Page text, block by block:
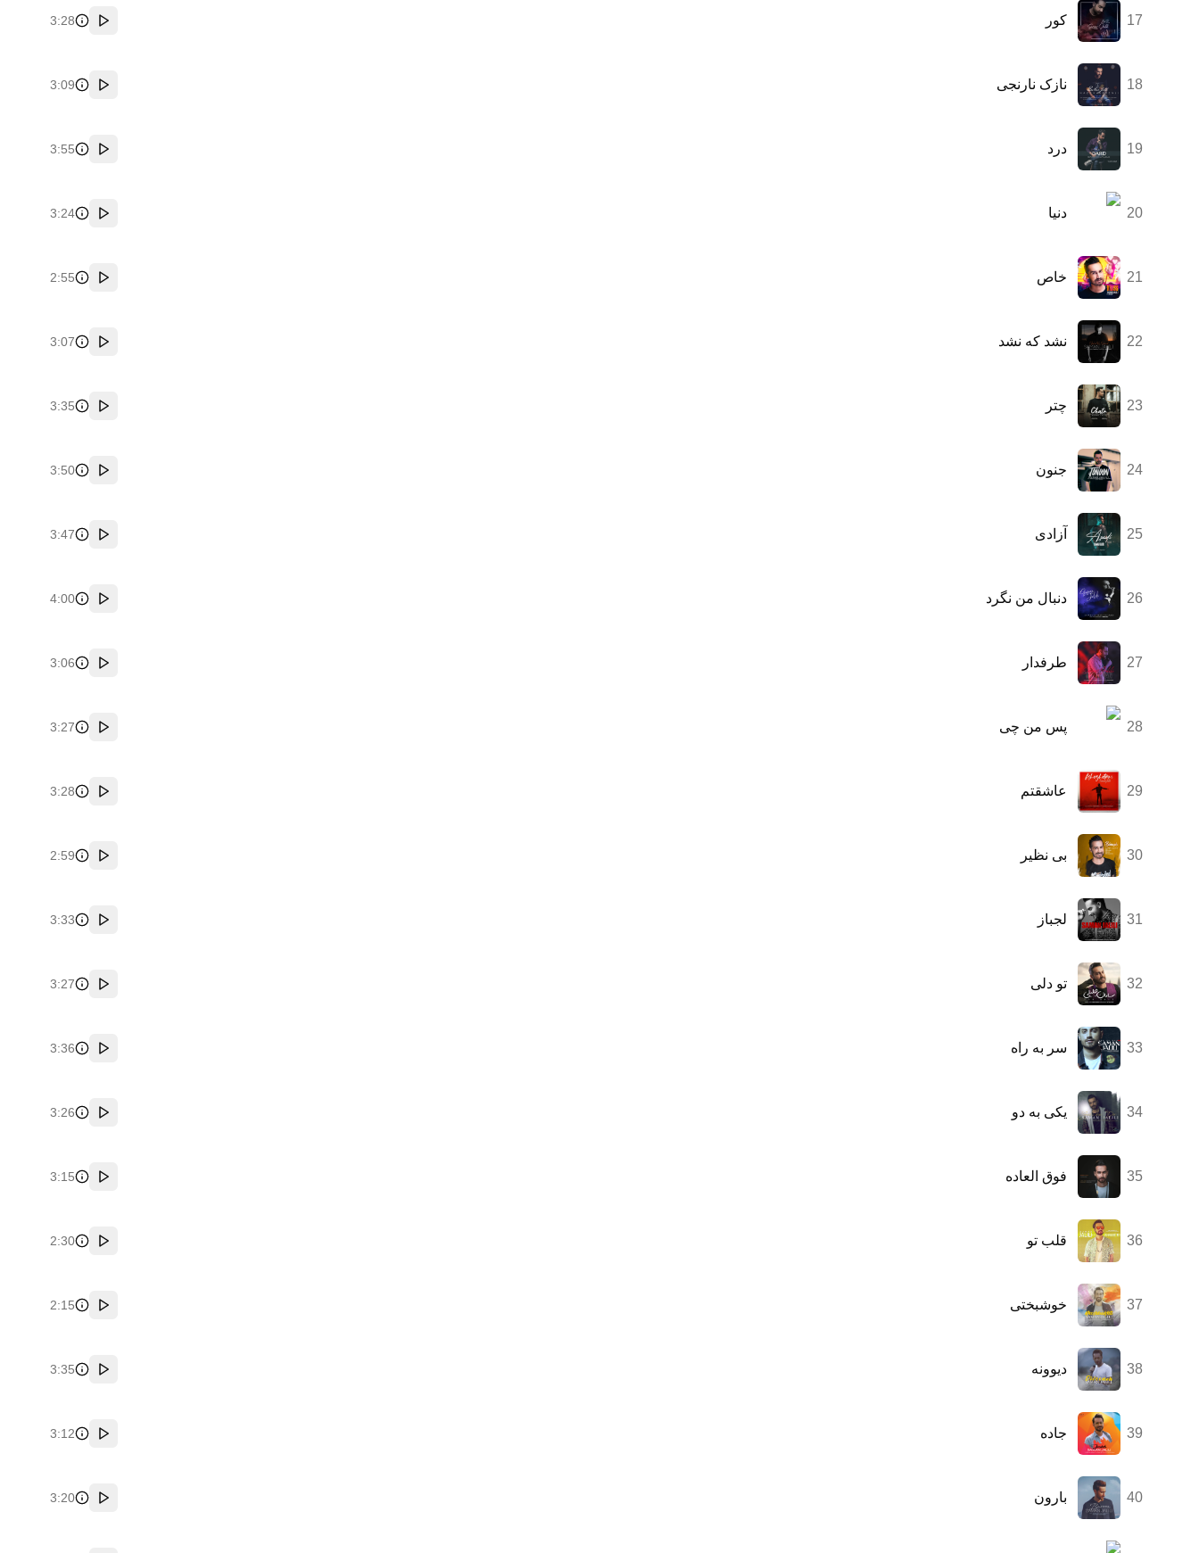
17 کور
پخش
3:28
18 نازک نارنجی
پخش
3:09
19 درد
پخش
3:55
20 دنیا
پخش
3:24
21 خاص
پخش
2:55
22 نشد که نشد
پخش
3:07
23 چتر
پخش
3:35
24 جنون
پخش
3:50
25 آزادی
پخش
3:47
26 دنبال من نگرد
پخش
4:00
27 طرفدار
پخش
3:06
28 پس من چی
پخش
3:27
29 عاشقتم
پخش
3:28
30 بی نظیر
پخش
2:59
31 لجباز
پخش
3:33
32 تو دلی
پخش
3:27
33 سر به راه
پخش
3:36
34 یکی به دو
پخش
3:26
35 فوق العاده
پخش
3:15
36 قلب تو
پخش
2:30
37 خوشبختی
پخش
2:15
38 دیوونه
پخش
3:35
39 جاده
پخش
3:12
40 بارون
پخش
3:20